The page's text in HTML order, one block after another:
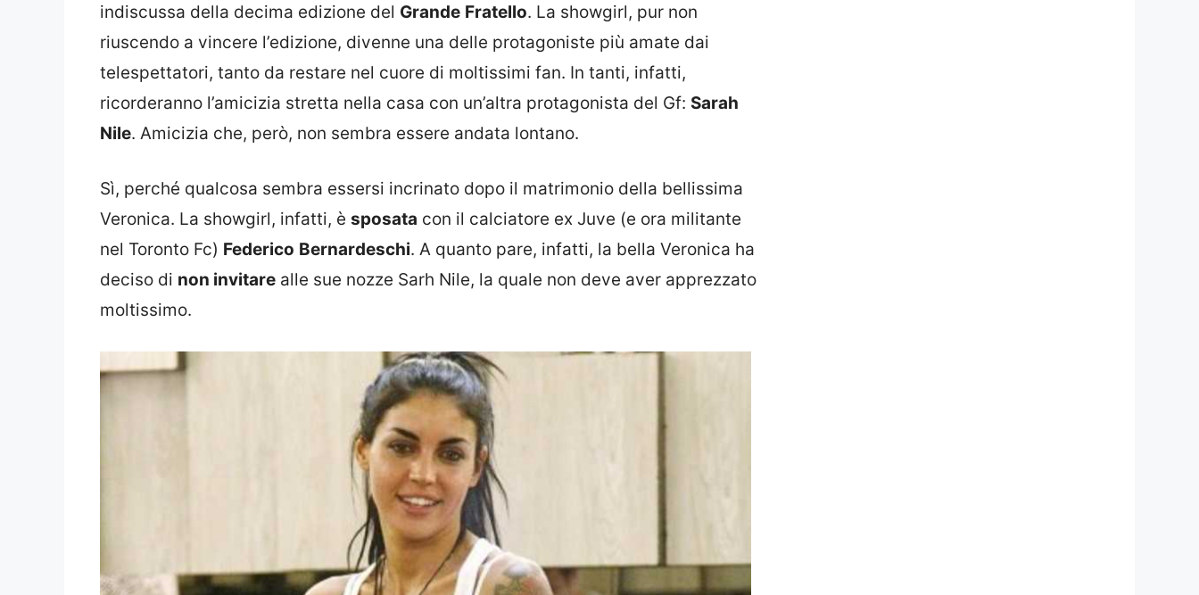
indiscussa della decima edizione del Grande Fratello. La showgirl, pur non
riuscendo a vincere l’edizione, divenne una delle protagoniste più amate dai
telespettatori, tanto da restare nel cuore di moltissimi fan. In tanti, infatti,
ricorderanno l’amicizia stretta nella casa con un’altra protagonista del Gf: Sarah
Nile. Amicizia che, però, non sembra essere andata lontano.
Sì, perché qualcosa sembra essersi incrinato dopo il matrimonio della bellissima
Veronica. La showgirl, infatti, è sposata con il calciatore ex Juve (e ora militante
nel Toronto Fc) Federico Bernardeschi. A quanto pare, infatti, la bella Veronica ha
deciso di non invitare alle sue nozze Sarh Nile, la quale non deve aver apprezzato
moltissimo.